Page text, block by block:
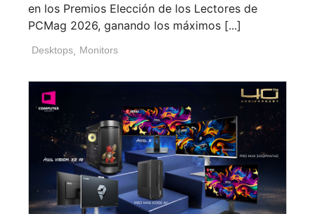
en los Premios Elección de los Lectores de
PCMag 2026, ganando los máximos [...]
Desktops, Monitors